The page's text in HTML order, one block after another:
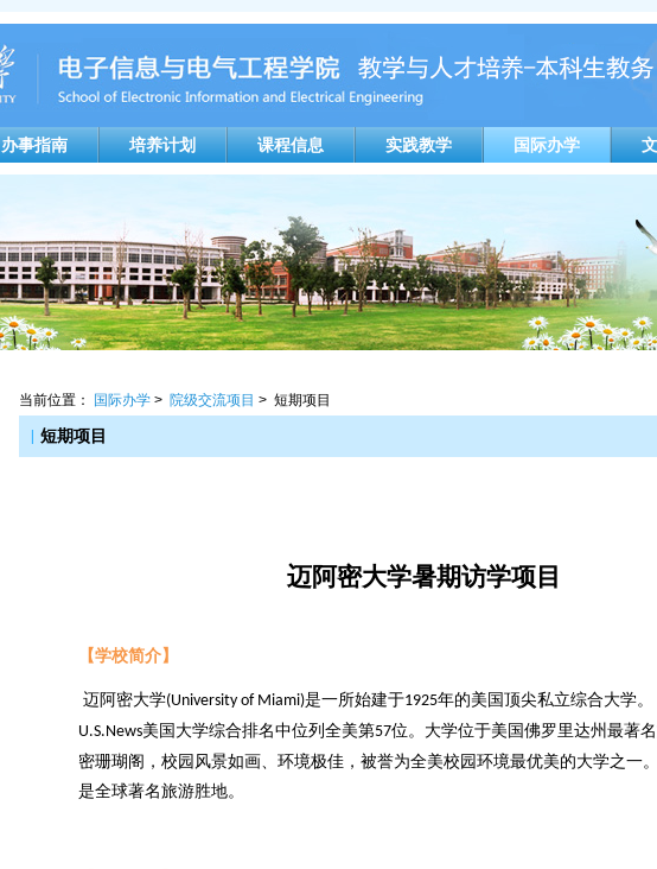
办事指南 培养计划 课程信息 实践教学 国际办学
当前位置： 国际办学 > 院级交流项目 > 短期项目
短期项目
迈阿密大学暑期访学项目
【学校简介】
迈阿密大学(University of Miami)是一所始建于1925年的美国顶尖私立综合大学。
U.S.News美国大学综合排名中位列全美第57位。大学位于美国佛罗里达州最著
密珊瑚阁，校园风景如画、环境极佳，被誉为全美校园环境最优美的大学之一
是全球著名旅游胜地。